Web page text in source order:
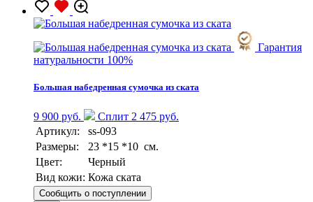
Гарантия
натуральности 100%
Большая набедренная сумочка из ската
9 900 руб.
Сплит 2 475 руб.
Артикул:
ss-093
Размеры:
23 *15 *10 см.
Цвет:
Черный
Вид кожи: Кожа ската
Сообщить о поступлении